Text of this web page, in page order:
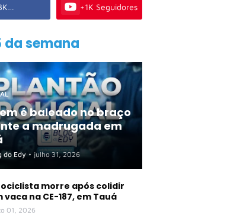
+1K Seguidores
da semana
é baleado no braço
a madrugada em
do Edy • julho 31, 2026
morre após colidir
vaca na CE-187, em Tauá
01, 2026